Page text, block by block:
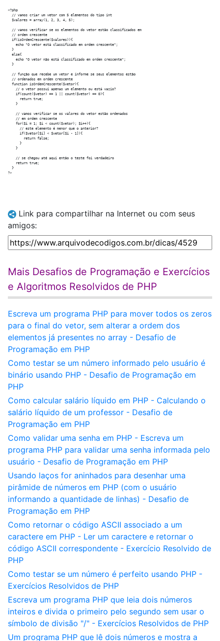
<?php
  // vamos criar um vetor com 5 elementos do tipo int
  $valores = array(1, 2, 3, 4, 5);
  // vamos verificar se os elementos do vetor estão classificados em
  // ordem crescente
  if(isOrdemCrescente($valores)){
    echo "O vetor está classificado em ordem crescente";
  }
  else{
    echo "O vetor não está classificado em ordem crescente";
  }
  // função que recebe um vetor e informe se seus elementos estão
  // ordenados em ordem crescente
  function isOrdemCrescente($vetor){
    // o vetor possui apenas um elemento ou está vazio?
    if(count($vetor) == 1 || count($vetor) == 0){
      return true;
    }
    // vamos verificar se os valores do vetor estão ordenados
    // em ordem crescente
    for($i = 1; $i < count($vetor); $i++){
      // este elemento é menor que o anterior?
      if($vetor[$i] < $vetor[$i - 1]){
        return false;
      }
    }
    // se chegou até aqui então o teste foi verdadeiro
    return true;
  }
Link para compartilhar na Internet ou com seus
amigos:
Mais Desafios de Programação e Exercícios
e Algoritmos Resolvidos de PHP
Escreva um programa PHP para mover todos os zeros
para o final do vetor, sem alterar a ordem dos
elementos já presentes no array - Desafio de
Programação em PHP
Como testar se um número informado pelo usuário é
binário usando PHP - Desafio de Programação em
PHP
Como calcular salário líquido em PHP - Calculando o
salário líquido de um professor - Desafio de
Programação em PHP
Como validar uma senha em PHP - Escreva um
programa PHP para validar uma senha informada pelo
usuário - Desafio de Programação em PHP
Usando laços for aninhados para desenhar uma
pirâmide de números em PHP (com o usuário
informando a quantidade de linhas) - Desafio de
Programação em PHP
Como retornar o código ASCII associado a um
caractere em PHP - Ler um caractere e retornar o
código ASCII correspondente - Exercício Resolvido de
PHP
Como testar se um número é perfeito usando PHP -
Exercícios Resolvidos de PHP
Escreva um programa PHP que leia dois números
inteiros e divida o primeiro pelo segundo sem usar o
símbolo de divisão "/" - Exercícios Resolvidos de PHP
Um programa PHP que lê dois números e mostra a